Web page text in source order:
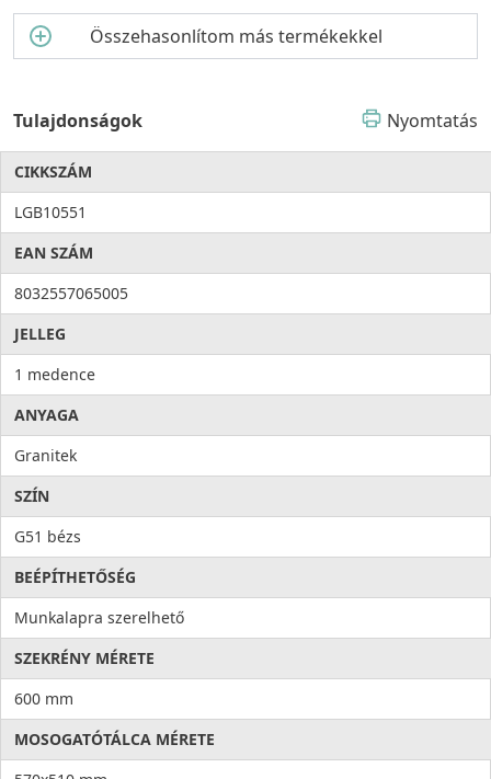
Összehasonlítom más termékekkel
Tulajdonságok Nyomtatás
CIKKSZÁM
LGB10551
EAN SZÁM
8032557065005
JELLEG
1 medence
ANYAGA
Granitek
SZÍN
G51 bézs
BEÉPÍTHETŐSÉG
Munkalapra szerelhető
SZEKRÉNY MÉRETE
600 mm
MOSOGATÓTÁLCA MÉRETE